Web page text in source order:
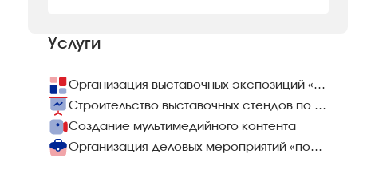
Услуги
Организация выставочных экспозиций «под ключ»
Строительство выставочных стендов по всему миру
Создание мультимедийного контента
Организация деловых мероприятий «под ключ»